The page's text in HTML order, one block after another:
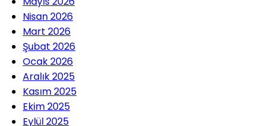
Nisan 2026
Mart 2026
Şubat 2026
Ocak 2026
Aralık 2025
Kasım 2025
Ekim 2025
Eylül 2025